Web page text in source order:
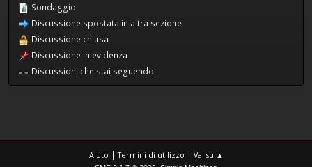
Sondaggio
Discussione spostata in altra sezione
Discussione chiusa
Discussione in evidenza
Discussioni che stai seguendo
Aiuto |Termini di utilizzo | Vai su ▲